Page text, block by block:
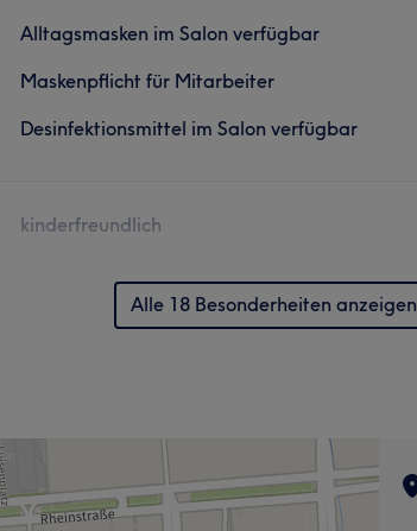
Alltagsmasken im Salon verfügbar
Maskenpflicht für Mitarbeiter
Desinfektionsmittel im Salon verfügbar
kinderfreundlich
Alle 18 Besonderheiten anzeigen